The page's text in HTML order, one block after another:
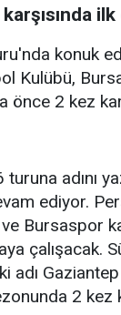
konuk
Kulübü,
önce 2 kez
adını
ediyor.
Bursaspor
adı
2 kez